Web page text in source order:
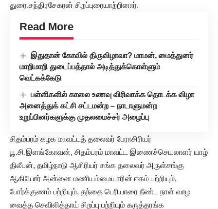
துரை.சந்திரசேகரன் சிறப்புரையாற்றினார்.
Read More
இதுதான் கோவில் திருவிழாவா? மாமன், மைத்துனர்
மாறிமாறி துடைப்பத்தால் அடித்துக்கொள்ளும்
வெட்கக்கேடு
பள்ளிகளில் காலை உணவு விரிவாக்க தொடக்க விழா
அனைத்துக் கட்சி சட்டமன்ற – நாடாளுமன்ற
உறுப்பினர்களுக்கு முதலமைச்சர் அழைப்பு
சிதம்பரம் கழக மாவட்டத் தலைவர் பேராசிரியர்
பூ.சி.இளங்கோவன், சிதம்பரம் மாவட்ட இணைச்செயலாளர் யாழ்
திலீபன், தமிழ்நாடு ஆசிரியர் சங்க தலைவர் அருள்சங்கு
ஆகியோர் அன்னை மணியம்மையாரின் ஈகம் பற்றியும்,
போர்க்குணம் பற்றியும், தந்தை பெரியாரை நீண்ட நாள் வாழ
வைத்த செவிலித்தாய் சிறப்பு பற்றியும் கருத்தரங்க